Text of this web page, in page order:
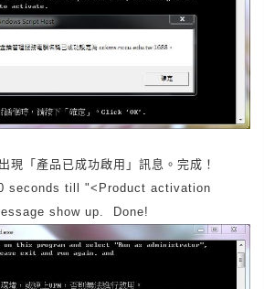
現「產品已成功啟用」訊息。完成！
seconds till "<Product activation
show up. Done!